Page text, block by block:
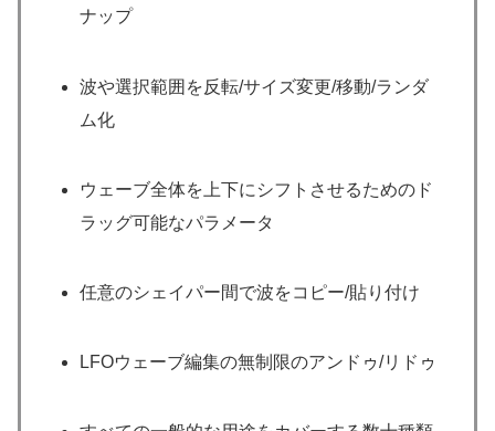
ナップ
波や選択範囲を反転/サイズ変更/移動/ランダ
ム化
ウェーブ全体を上下にシフトさせるためのド
ラッグ可能なパラメータ
任意のシェイパー間で波をコピー/貼り付け
LFOウェーブ編集の無制限のアンドゥ/リドゥ